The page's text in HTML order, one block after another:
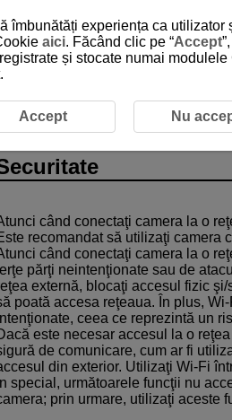
când conectaţi camera la o
recomandat să utilizaţi camera
când conectaţi camera la o
părţi neintenţionate sau de
externă, blocaţi accesul fizic
poată accesa reţeaua. În plus, Wi-
ceea ce reprezintă un
este necesar accesul la o
de comunicare, cum ar fi
din exterior. Utilizaţi Wi-Fi
În special, următoarele funcţii nu
prin urmare, utilizaţi aceste
îmbunătăți experiența ca
aici. Făcând clic pe “Accept
și stocate numai
Accept Nu